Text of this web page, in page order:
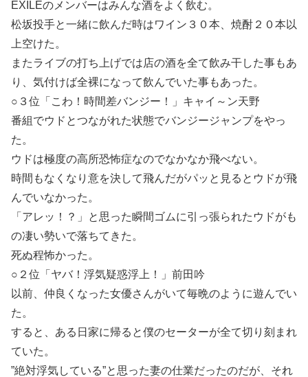
EXILEのメンバーはみんな酒をよく飲む。
松坂投手と一緒に飲んだ時はワイン３０本、焼酎２０本以
上空けた。
またライブの打ち上げでは店の酒を全て飲み干した事もあ
り、気付けば全裸になって飲んでいた事もあった。
○３位「こわ！時間差バンジー！」キャイ～ン天野
番組でウドとつながれた状態でバンジージャンプをやっ
た。
ウドは極度の高所恐怖症なのでなかなか飛べない。
時間もなくなり意を決して飛んだがパッと見るとウドが飛
んでいなかった。
「アレッ！？」と思った瞬間ゴムに引っ張られたウドがも
の凄い勢いで落ちてきた。
死ぬ程怖かった。
○２位「ヤバ！浮気疑惑浮上！」前田吟
以前、仲良くなった女優さんがいて毎晩のように遊んでい
た。
すると、ある日家に帰ると僕のセーターが全て切り刻まれ
ていた。
”絶対浮気している”と思った妻の仕業だったのだが、それ